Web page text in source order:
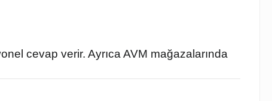
cevap verir. Ayrıca AVM mağazalarında